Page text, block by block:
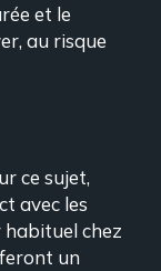
et le
au risque
ce sujet,
avec les
chez
un